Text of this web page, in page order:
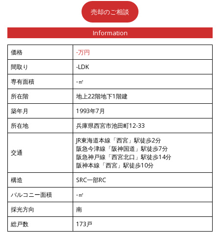
売却のご相談
Information
価格
-万円
間取り
-LDK
専有面積
-㎡
所在階
地上22階地下1階建
築年月
1993年7月
所在地
兵庫県西宮市池田町12-33
交通
JR東海道本線「西宮」駅徒歩2分
阪急今津線「阪神国道」駅徒歩7分
阪急神戸線「西宮北口」駅徒歩14分
阪神本線「西宮」駅徒歩10分
構造
SRC一部RC
バルコニー面積
-㎡
採光方向
南
総戸数
173戸